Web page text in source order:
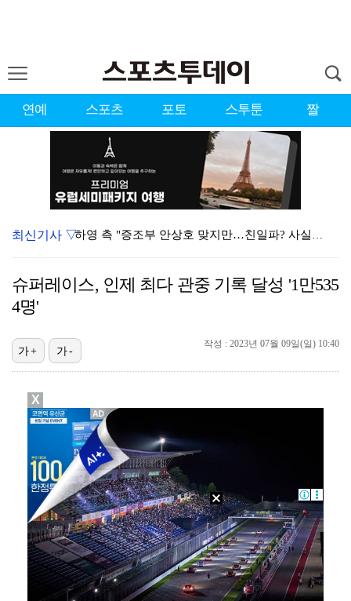
연예 스포츠 포토 스투툰 짤
하영 측 "증조부 안상호 맞지만…친일파? 사실무근" […
"스토킹 피해자" 황정민VS"2억대 손해배상" A 씨,…
김지원, 어린이병원에 1억원 쾌척 "'닥터X' 촬영 중…
기록적인 폭염에 멈췄던 KBO, 11일부터 순위 경쟁 …
권영찬, 김수현 관련 허위사실 유포 혐의로 검찰行
최신기사 ▽
슈퍼레이스, 인제 최다 관중 기록 달성 '1만535
4명'
작성 : 2023년 07월 09일(일) 10:40
가+ 가-
X